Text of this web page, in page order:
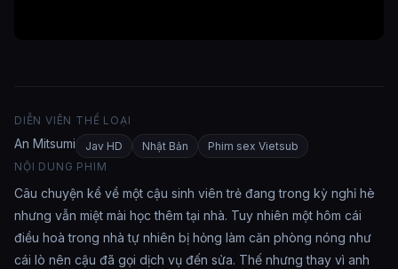
DIỄN VIÊN
An Mitsumi
THỂ LOẠI
Jav HD
Nhật Bản
Phim sex Vietsub
NỘI DUNG PHIM
Câu chuyện kể về một cậu sinh viên trẻ đang trong kỳ nghỉ hè
nhưng vẫn miệt mài học thêm tại nhà. Tuy nhiên một hôm cái
điều hoà trong nhà tự nhiên bị hỏng làm căn phòng nóng như
cái lò nên cậu đã gọi dịch vụ đến sửa. Thế nhưng thay vì anh